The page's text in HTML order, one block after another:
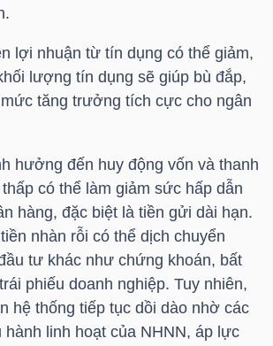
lợi nhuận từ tín dụng có thể giảm,
lượng tín dụng sẽ giúp bù đắp,
tăng trưởng tích cực cho ngân
hưởng đến huy động vốn và thanh
có thể làm giảm sức hấp dẫn
hàng, đặc biệt là tiền gửi dài hạn.
nhàn rỗi có thể dịch chuyển
tư khác như chứng khoán, bất
phiếu doanh nghiệp. Tuy nhiên,
hệ thống tiếp tục dồi dào nhờ các
hành linh hoạt của NHNN, áp lực